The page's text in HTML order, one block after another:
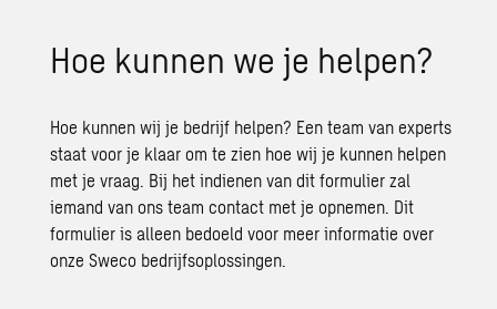
Hoe kunnen we je helpen?
Hoe kunnen wij je bedrijf helpen? Een team van experts
staat voor je klaar om te zien hoe wij je kunnen helpen
met je vraag. Bij het indienen van dit formulier zal
iemand van ons team contact met je opnemen. Dit
formulier is alleen bedoeld voor meer informatie over
onze Sweco bedrijfsoplossingen.